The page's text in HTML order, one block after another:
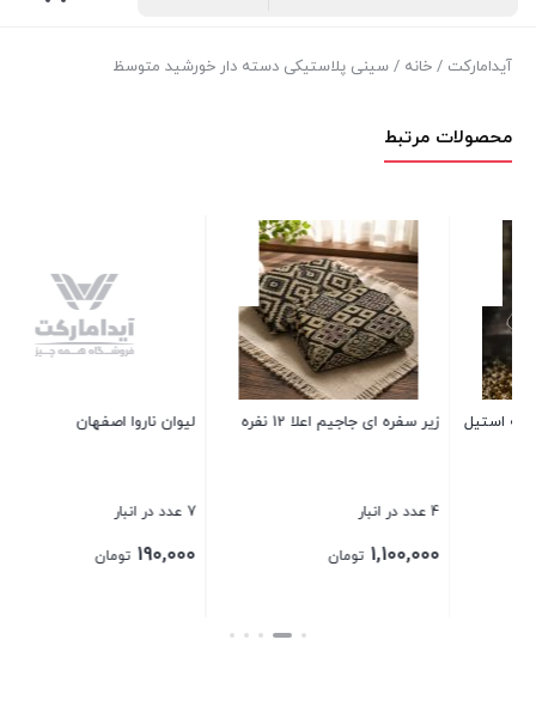
آیدامارکت / خانه / سینی پلاستیکی دسته دار خورشید متوسظ
محصولات مرتبط
لیوان ناروا اصفهان
190,000 تومان
فنجان کلاسیک زنگان
230,000 تومان